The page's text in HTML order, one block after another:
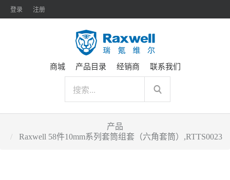
登录 注册
商城 产品目录 经销商 联系我们
产品
Raxwell 58件10mm系列套筒组套（六角套筒）,RTTS0023